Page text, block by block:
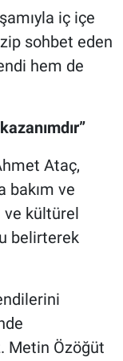
iç içe
sohbet eden
hem de
Ataç,
bakım ve
ve kültürel
belirterek
Metin Özöğüt